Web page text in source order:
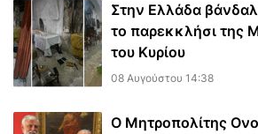
Στην Ελλάδα
το παρεκκλήσι
του Κυρίου
08 Αυγούστου 14:38
Ο Μητροπολίτης